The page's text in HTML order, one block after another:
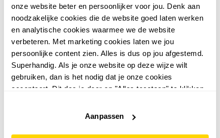
onze website beter en persoonlijker voor jou. Denk aan
noodzakelijke cookies die de website goed laten werken
en analytische cookies waarmee we de website
verbeteren. Met marketing cookies laten we jou
persoonlijke content zien. Alles is dus op jou afgestemd.
Superhandig. Als je onze website op deze wijze wilt
gebruiken, dan is het nodig dat je onze cookies
accepteert. Dit doe je door op "Alles toestaan" te klikken.
website niet optimaal functioneert.
Aanpassen